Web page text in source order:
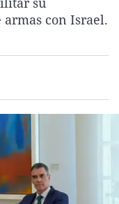
La rosa de los vientos
Como el perro y el
Caso
Equipo de
Extremadura
La Rioja
Virales
Elecciones
con Israel.